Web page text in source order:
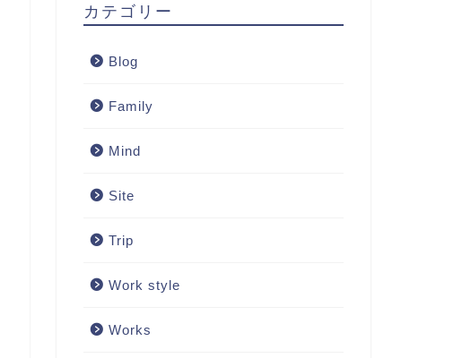
カテゴリー
Blog
Family
Mind
Site
Trip
Work style
Works